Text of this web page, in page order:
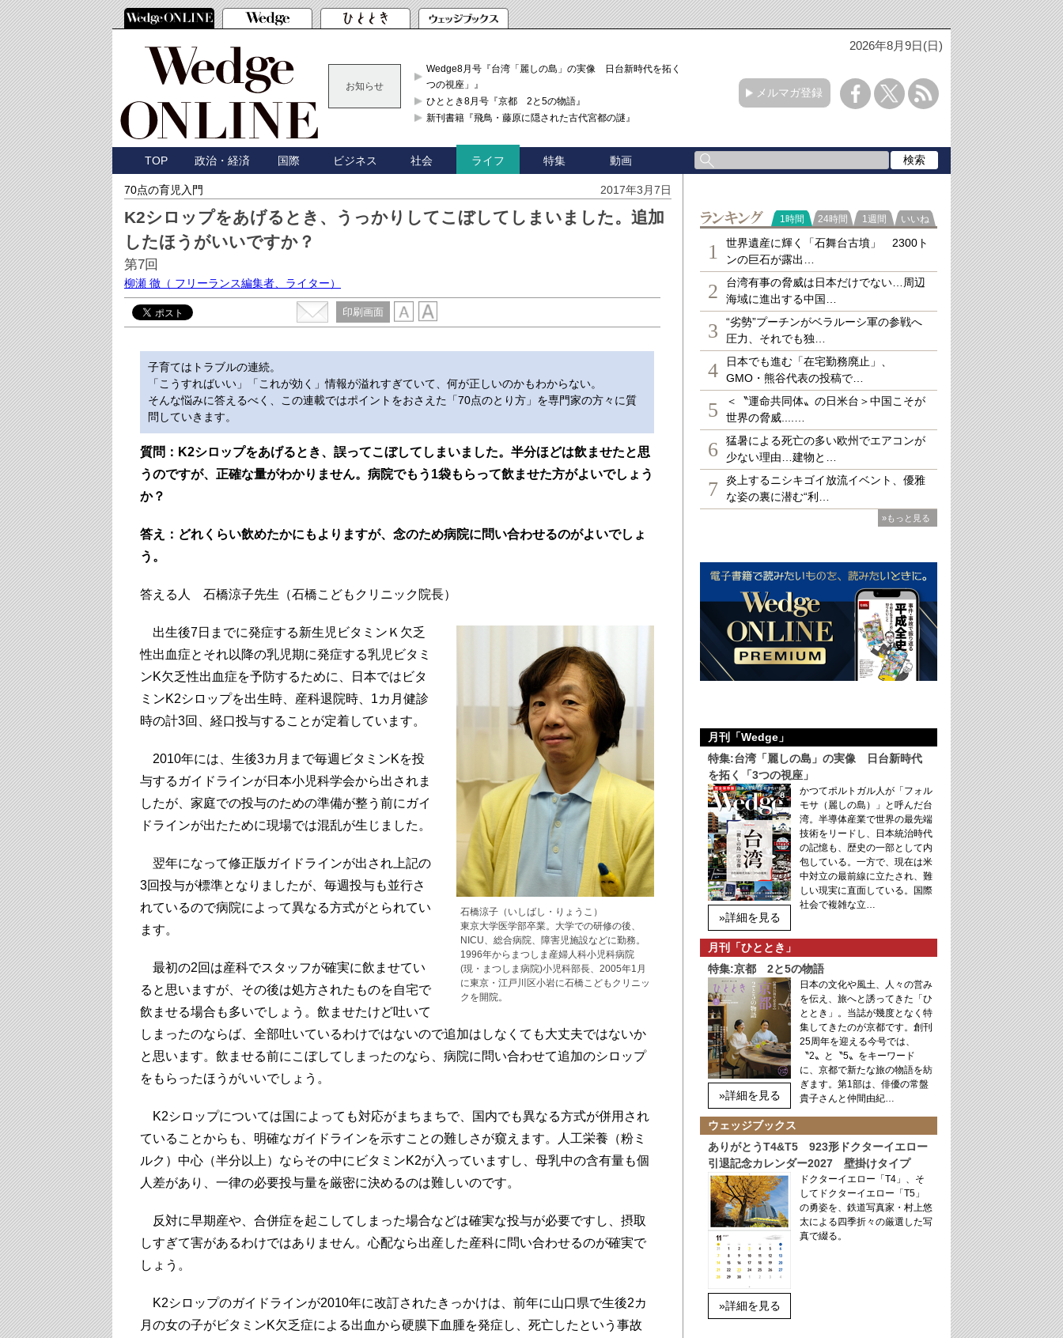
2026年8月9日(日)
お知らせ
Wedge8月号『台湾「麗しの島」の実像 日台新時代を拓く「3
つの視座」』
ひととき8月号『京都 2と5の物語』
新刊書籍『飛鳥・藤原に隠された古代宮都の謎』
メルマガ登録
TOP 政治・経済 国際 ビジネス 社会 ライフ 特集 動画
70点の育児入門 2017年3月7日
K2シロップをあげるとき、うっかりしてこぼしてしまいました。追加
したほうがいいですか？
第7回
柳瀬 徹 （ フリーランス編集者、ライター）
印刷画面
子育てはトラブルの連続。
「こうすればいい」「これが効く」情報が溢れすぎていて、何が正しいのかもわからない。
そんな悩みに答えるべく、この連載ではポイントをおさえた「70点のとり方」を専門家の方々に質
問していきます。
質問：K2シロップをあげるとき、誤ってこぼしてしまいました。半分ほどは飲ませたと思
うのですが、正確な量がわかりません。病院でもう1袋もらって飲ませた方がよいでしょう
か？
答え：どれくらい飲めたかにもよりますが、念のため病院に問い合わせるのがよいでしょ
う。
答える人 石橋涼子先生（石橋こどもクリニック院長）
石橋涼子（いしばし・りょうこ）
東京大学医学部卒業。大学での研修の後、
NICU、総合病院、障害児施設などに勤務。
1996年からまつしま産婦人科小児科病院
(現・まつしま病院)小児科部長、2005年1月
に東京・江戸川区小岩に石橋こどもクリニッ
クを開院。
出生後7日までに発症する新生児ビタミンＫ欠乏
性出血症とそれ以降の乳児期に発症する乳児ビタミ
ンK欠乏性出血症を予防するために、日本ではビタ
ミンK2シロップを出生時、産科退院時、1カ月健診
時の計3回、経口投与することが定着しています。
2010年には、生後3カ月まで毎週ビタミンKを投
与するガイドラインが日本小児科学会から出されま
したが、家庭での投与のための準備が整う前にガイ
ドラインが出たために現場では混乱が生じました。
翌年になって修正版ガイドラインが出され上記の
3回投与が標準となりましたが、毎週投与も並行さ
れているので病院によって異なる方式がとられてい
ます。
最初の2回は産科でスタッフが確実に飲ませてい
ると思いますが、その後は処方されたものを自宅で
飲ませる場合も多いでしょう。飲ませたけど吐いて
しまったのならば、全部吐いているわけではないので追加はしなくても大丈夫ではないか
と思います。飲ませる前にこぼしてしまったのなら、病院に問い合わせて追加のシロップ
をもらったほうがいいでしょう。
K2シロップについては国によっても対応がまちまちで、国内でも異なる方式が併用され
ていることからも、明確なガイドラインを示すことの難しさが窺えます。人工栄養（粉ミ
ルク）中心（半分以上）ならその中にビタミンK2が入っていますし、母乳中の含有量も個
人差があり、一律の必要投与量を厳密に決めるのは難しいのです。
反対に早期産や、合併症を起こしてしまった場合などは確実な投与が必要ですし、摂取
しすぎて害があるわけではありません。心配なら出産した産科に問い合わせるのが確実で
しょう。
K2シロップのガイドラインが2010年に改訂されたきっかけは、前年に山口県で生後2カ
月の女の子がビタミンK欠乏症による出血から硬膜下血腫を発症し、死亡したという事故
ランキング
1時間 24時間 1週間 いいね
1
世界遺産に輝く「石舞台古墳」 2300ト
ンの巨石が露出…
2
台湾有事の脅威は日本だけでない…周辺
海域に進出する中国…
3
“劣勢”プーチンがベラルーシ軍の参戦へ
圧力、それでも独…
4
日本でも進む「在宅勤務廃止」、
GMO・熊谷代表の投稿で…
5
＜〝運命共同体〟の日米台＞中国こそが
世界の脅威....…
6
猛暑による死亡の多い欧州でエアコンが
少ない理由…建物と…
7
炎上するニシキゴイ放流イベント、優雅
な姿の裏に潜む“利…
»もっと見る
月刊「Wedge」
特集:台湾「麗しの島」の実像 日台新時代
を拓く「3つの視座」
»詳細を見る
かつてポルトガル人が「フォル
モサ（麗しの島）」と呼んだ台
湾。半導体産業で世界の最先端
技術をリードし、日本統治時代
の記憶も、歴史の一部として内
包している。一方で、現在は米
中対立の最前線に立たされ、難
しい現実に直面している。国際
社会で複雑な立…
月刊「ひととき」
特集:京都 2と5の物語
»詳細を見る
日本の文化や風土、人々の営み
を伝え、旅へと誘ってきた「ひ
ととき」。当誌が幾度となく特
集してきたのが京都です。創刊
25周年を迎える今号では、
〝2〟と〝5〟をキーワード
に、京都で新たな旅の物語を紡
ぎます。第1部は、俳優の常盤
貴子さんと仲間由紀…
ウェッジブックス
ありがとうT4&T5 923形ドクターイエロー
引退記念カレンダー2027 壁掛けタイプ
»詳細を見る
ドクターイエロー「T4」、そ
してドクターイエロー「T5」
の勇姿を、鉄道写真家・村上悠
太による四季折々の厳選した写
真で綴る。